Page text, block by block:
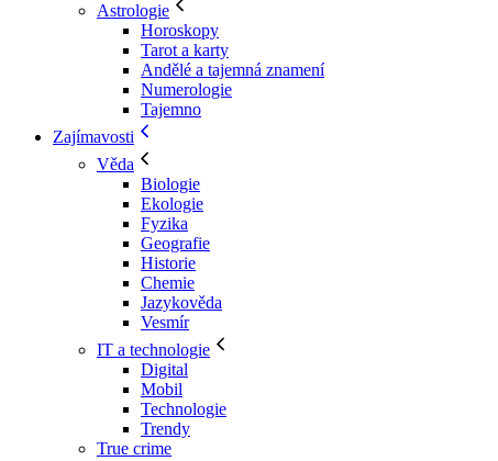
Astrologie
Horoskopy
Tarot a karty
Andělé a tajemná znamení
Numerologie
Tajemno
Zajímavosti
Věda
Biologie
Ekologie
Fyzika
Geografie
Historie
Chemie
Jazykověda
Vesmír
IT a technologie
Digital
Mobil
Technologie
Trendy
True crime